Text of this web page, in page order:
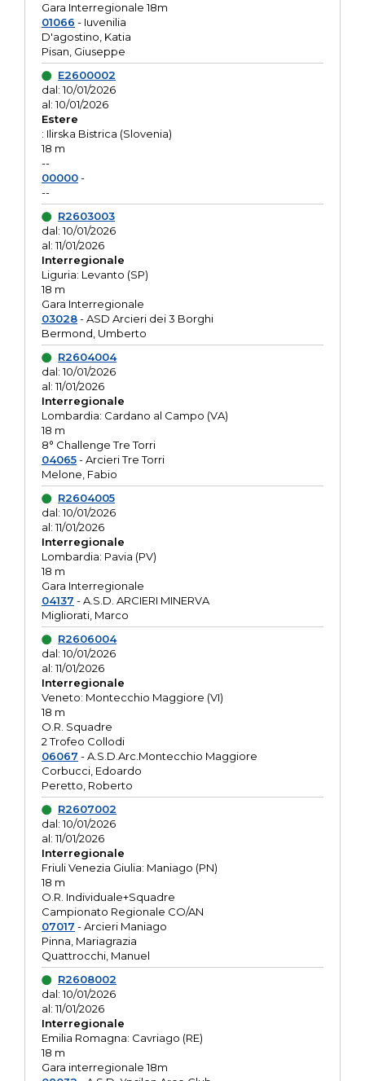
Gara Interregionale 18m
01066 - Iuvenilia
D'agostino, Katia
Pisan, Giuseppe
E2600002
dal: 10/01/2026
al: 10/01/2026
Estere
: Ilirska Bistrica (Slovenia)
18 m
--
00000-
--
R2603003
dal: 10/01/2026
al: 11/01/2026
Interregionale
Liguria: Levanto (SP)
18 m
Gara Interregionale
03028- ASD Arcieri dei 3 Borghi
Bermond, Umberto
R2604004
dal: 10/01/2026
al: 11/01/2026
Interregionale
Lombardia: Cardano al Campo (VA)
18 m
8° Challenge Tre Torri
04065- Arcieri Tre Torri
Melone, Fabio
R2604005
dal: 10/01/2026
al: 11/01/2026
Interregionale
Lombardia: Pavia (PV)
18 m
Gara Interregionale
04137 - A.S.D. ARCIERI MINERVA
Migliorati, Marco
R2606004
dal: 10/01/2026
al: 11/01/2026
Interregionale
Veneto: Montecchio Maggiore (VI)
18 m
O.R. Squadre
2 Trofeo Collodi
06067 - A.S.D.Arc.Montecchio Maggiore
Corbucci, Edoardo
Peretto, Roberto
R2607002
dal: 10/01/2026
al: 11/01/2026
Interregionale
Friuli Venezia Giulia: Maniago (PN)
18 m
O.R. Individuale+Squadre
Campionato Regionale CO/AN
07017 - Arcieri Maniago
Pinna, Mariagrazia
Quattrocchi, Manuel
R2608002
dal: 10/01/2026
al: 11/01/2026
Interregionale
Emilia Romagna: Cavriago (RE)
18 m
Gara interregionale 18m